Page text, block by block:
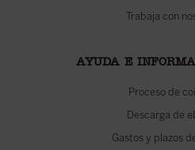
Trabaja con
AYUDA E
Proceso de
Descarga de
Gastos y plazos